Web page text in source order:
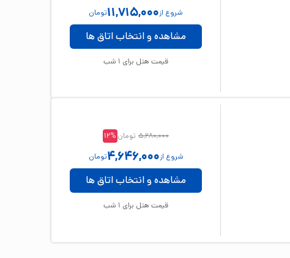
شروع از11,715,000تومان
مشاهده و انتخاب اتاق ها
قیمت هتل برای 1 شب
5,280,000 تومان 12%
شروع از4,646,000تومان
مشاهده و انتخاب اتاق ها
قیمت هتل برای 1 شب